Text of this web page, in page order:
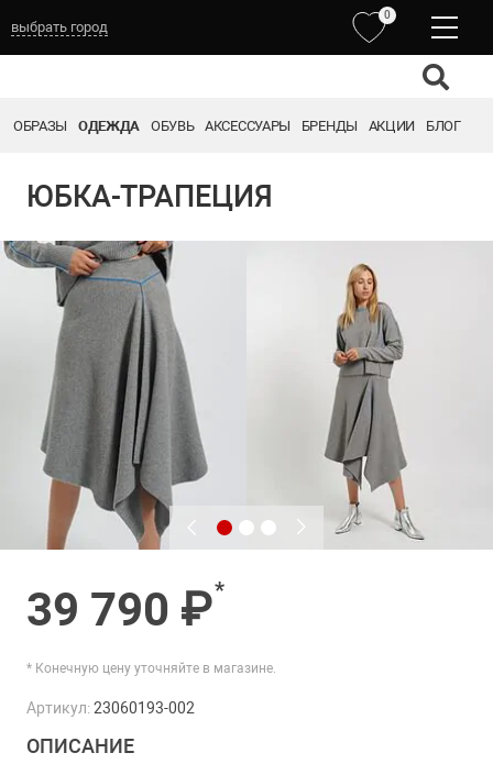
выбрать город
0
ОБРАЗЫ ОДЕЖДА ОБУВЬ АКСЕССУАРЫ БРЕНДЫ АКЦИИ БЛОГ
ЮБКА-ТРАПЕЦИЯ
39 790 ₽*
* Конечную цену уточняйте в магазине.
Артикул:23060193-002
ОПИСАНИЕ